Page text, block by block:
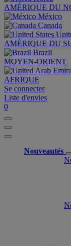
AMÉRIQUE DU
México
Canada
AMÉRIQUE DU
Brazil
MOYEN-ORIENT
AFRIQUE
Se connecter
Liste d'envies
0
Nouveautés